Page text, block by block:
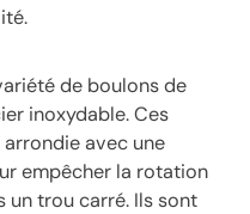
de boulons de
inoxydable. Ces
avec une
empêcher la rotation
un trou carré. Ils sont